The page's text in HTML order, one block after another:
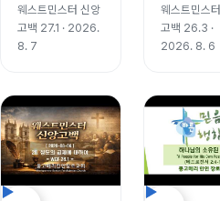
웨스트민스터 신앙
고백 27.1 · 2026.
8. 7
웨스트민스
고백 26.3 ·
2026. 8. 6